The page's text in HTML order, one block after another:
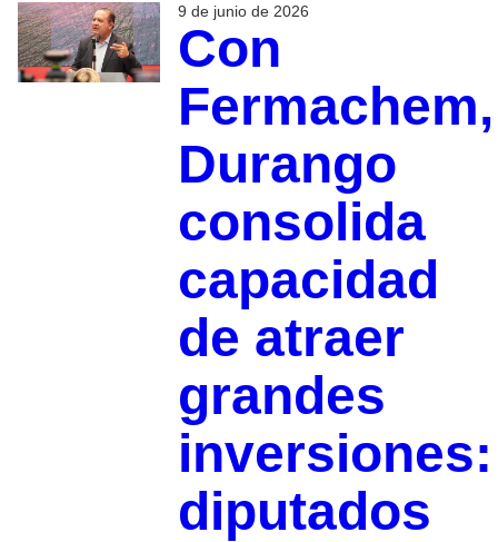
9 de junio de 2026
Con
Fermachem,
Durango
consolida
capacidad
de atraer
grandes
inversiones:
diputados